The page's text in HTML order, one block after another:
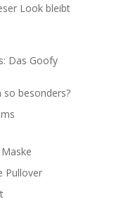
Look bleibt
Das Goofy
besonders?
Pullover